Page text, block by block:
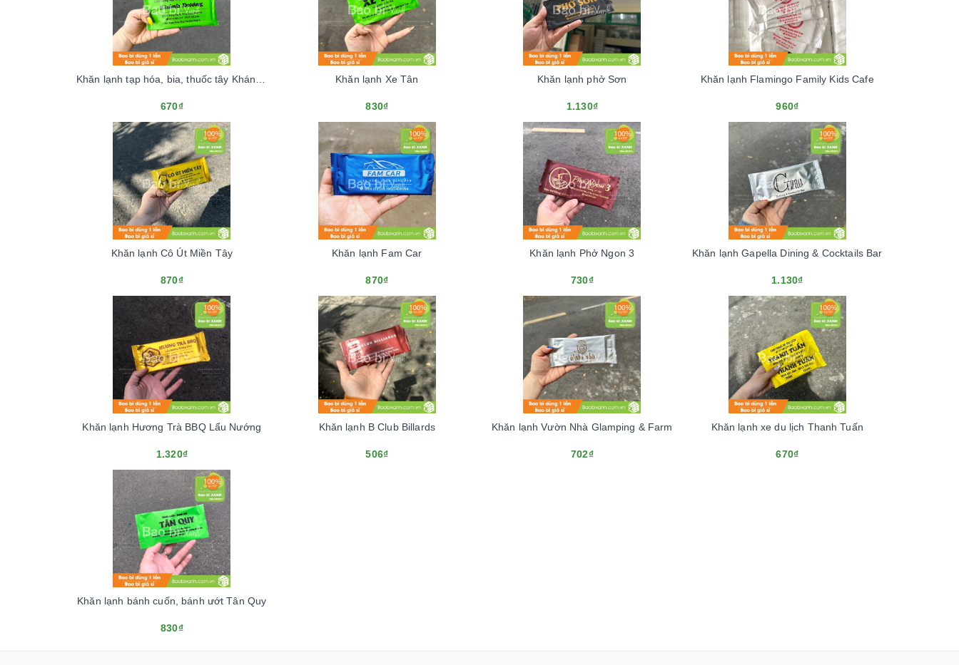
670₫
Khăn lạnh Xe Tân
830₫
Khăn lạnh phở Sơn
1.130₫
Khăn lạnh Flamingo Family Kids Cafe
960₫
Khăn lạnh Cô Út Miền Tây
870₫
Khăn lạnh Fam Car
870₫
Khăn lạnh Phở Ngon 3
730₫
Khăn lạnh Gapella Dining & Cocktails Bar
1.130₫
Khăn lạnh Hương Trà BBQ Lẩu Nướng
1.320₫
Khăn lạnh B Club Billards
506₫
Khăn lạnh Vườn Nhà Glamping & Farm
702₫
Khăn lạnh xe du lịch Thanh Tuấn
670₫
Khăn lạnh bánh cuốn, bánh ướt Tân Quy
830₫